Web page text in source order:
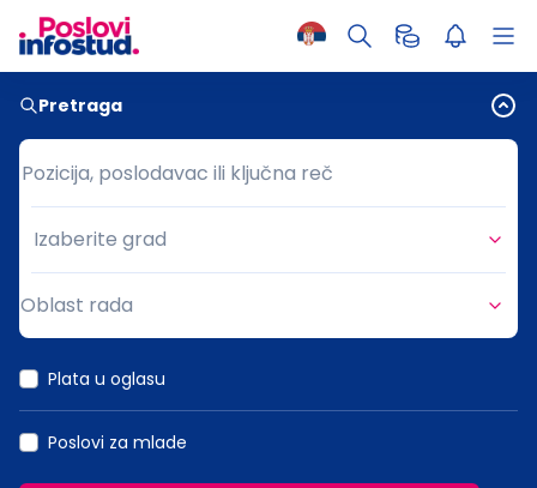
Pretraga
Pozicija, poslodavac ili ključna reč
Pozicija, poslodavac ili ključna reč
Grad
Izaberite grad
Oblast rada
Plata u oglasu
Poslovi za mlade